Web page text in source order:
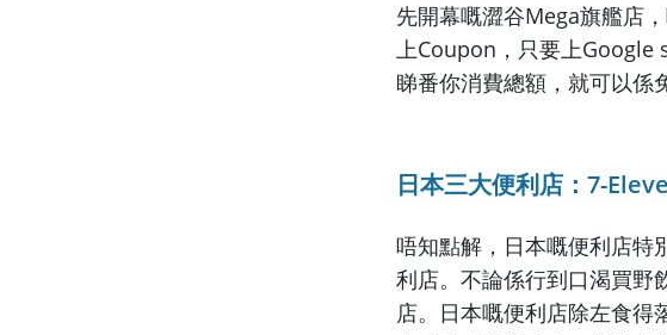
先開幕嘅澀谷Mega旗艦店，
上Coupon，只要上Google
睇番你消費總額，就可以係
日本三大便利店：7-
唔知點解，日本嘅便利店特
利店。不論係行到口渴買野
店。 日本嘅便利店除左食得